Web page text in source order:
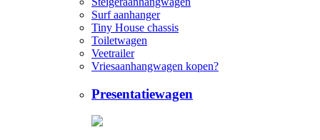
Surf aanhanger
Tiny House chassis
Toiletwagen
Veetrailer
Vriesaanhangwagen kopen?
Presentatiewagen